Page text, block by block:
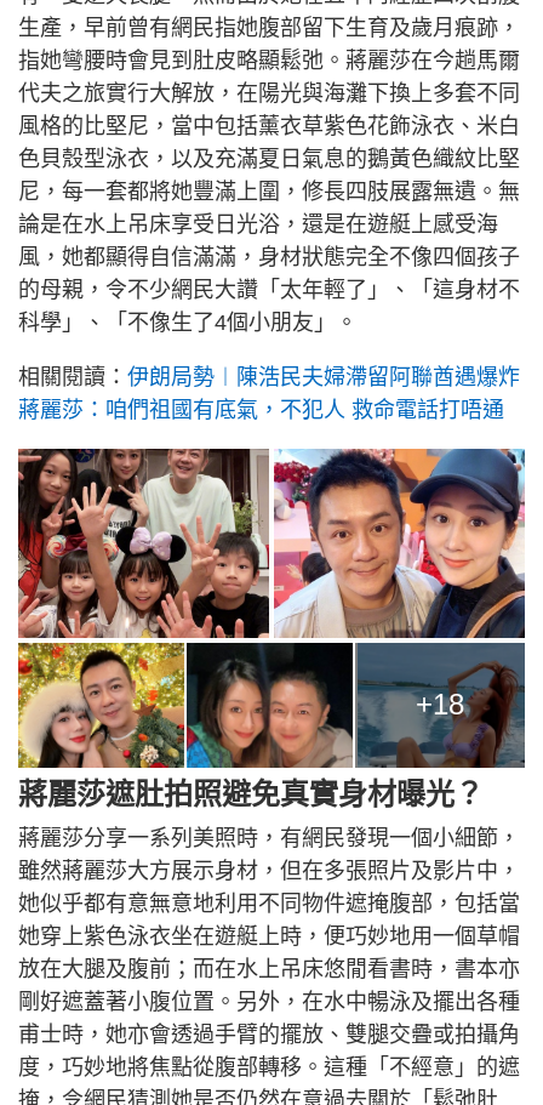
生產，早前曾有網民指她腹部留下生育及歲月痕跡，
指她彎腰時會見到肚皮略顯鬆弛。蔣麗莎在今趟馬爾
代夫之旅實行大解放，在陽光與海灘下換上多套不同
風格的比堅尼，當中包括薰衣草紫色花飾泳衣、米白
色貝殼型泳衣，以及充滿夏日氣息的鵝黃色織紋比堅
尼，每一套都將她豐滿上圍，修長四肢展露無遺。無
論是在水上吊床享受日光浴，還是在遊艇上感受海
風，她都顯得自信滿滿，身材狀態完全不像四個孩子
的母親，令不少網民大讚「太年輕了」、「這身材不
科學」、「不像生了4個小朋友」。
相關閱讀： 伊朗局勢︱陳浩民夫婦滯留阿聯酋遇爆炸
蔣麗莎：咱們祖國有底氣，不犯人 救命電話打唔通
+18
蔣麗莎遮肚拍照避免真實身材曝光？
蔣麗莎分享一系列美照時，有網民發現一個小細節，
雖然蔣麗莎大方展示身材，但在多張照片及影片中，
她似乎都有意無意地利用不同物件遮掩腹部，包括當
她穿上紫色泳衣坐在遊艇上時，便巧妙地用一個草帽
放在大腿及腹前；而在水上吊床悠閒看書時，書本亦
剛好遮蓋著小腹位置。另外，在水中暢泳及擺出各種
甫士時，她亦會透過手臂的擺放、雙腿交疊或拍攝角
度，巧妙地將焦點從腹部轉移。這種「不經意」的遮
掩，令網民猜測她是否仍然在意過去關於「鬆弛肚